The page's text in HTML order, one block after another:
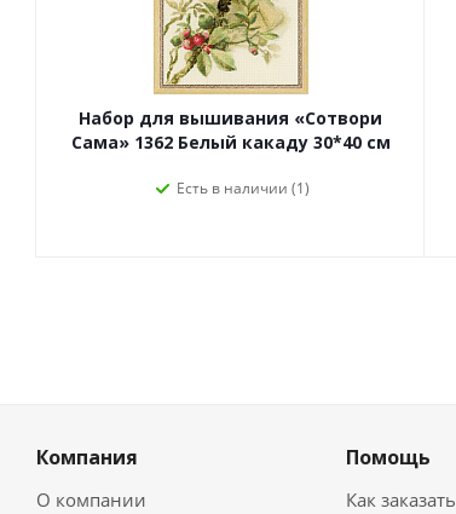
Набор для вышивания «Сотвори
Сама» 1362 Белый какаду 30*40 см
Есть в наличии (1)
Компания
О компании
Помощь
Как заказать